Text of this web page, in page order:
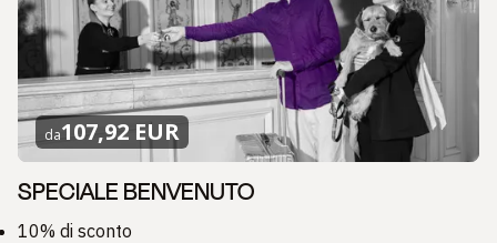
da107,92 EUR
SPECIALE BENVENUTO
10% di sconto